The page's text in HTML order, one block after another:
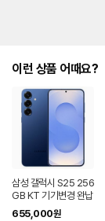
는
대
내
를
나
이런 상품 어때요?
삼성 갤럭시 S25 256
GB KT 기기변경 완납
655,000원